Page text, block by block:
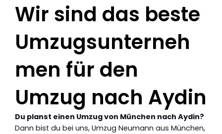
Wir sind das beste
Umzugsunterneh
men für den
Umzug nach Aydin
Du planst einen Umzug von München nach Aydin?
Dann bist du bei uns, Umzug Neumann aus München,